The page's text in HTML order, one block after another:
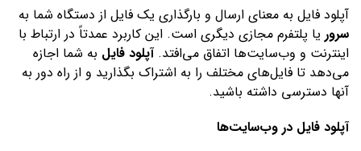
آپلود فایل به معنای ارسال و بارگذاری یک فایل از دستگاه شما به
سرور یا پلتفرم مجازی دیگری است. این کاربرد عمدتاً در ارتباط با
اینترنت و وب‌سایت‌ها اتفاق می‌افتد.آپلود فایل به شما اجازه
می‌دهد تا فایل‌های مختلف را به اشتراک بگذارید و از راه دور به
آنها دسترسی داشته باشید.
آپلود فایل در وب‌سایت‌ها